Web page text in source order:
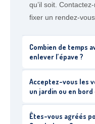
qu’il soit.
fixer un rendez-vous.
Combien de temps
enlever l’épave ?
Acceptez-vous les
un jardin ou en bord
Êtes-vous agréés